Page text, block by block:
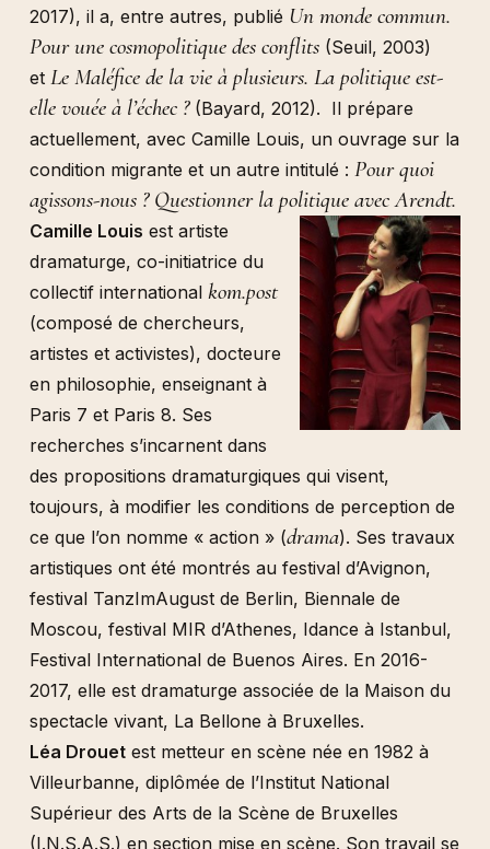
2017), il a, entre autres, publié Un monde commun.
Pour une cosmopolitique des conflits(Seuil, 2003)
et Le Maléfice de la vie à plusieurs. La politique est-
elle vouée à l’échec ?(Bayard, 2012). Il prépare
actuellement, avec Camille Louis, un ouvrage sur la
condition migrante et un autre intitulé : Pour quoi
agissons-nous ? Questionner la politique avec Arendt.
Camille Louis est artiste
dramaturge, co-initiatrice du
collectif international kom.post
(composé de chercheurs,
artistes et activistes), docteure
en philosophie, enseignant à
Paris 7 et Paris 8. Ses
recherches s’incarnent dans
des propositions dramaturgiques qui visent,
toujours, à modifier les conditions de perception de
ce que l’on nomme « action » (drama). Ses travaux
artistiques ont été montrés au festival d’Avignon,
festival TanzImAugust de Berlin, Biennale de
Moscou, festival MIR d’Athenes, Idance à Istanbul,
Festival International de Buenos Aires. En 2016-
2017, elle est dramaturge associée de la Maison du
spectacle vivant, La Bellone à Bruxelles.
Léa Drouetest metteur en scène née en 1982 à
Villeurbanne, diplômée de l’Institut National
Supérieur des Arts de la Scène de Bruxelles
(I.N.S.A.S.) en section mise en scène. Son travail se